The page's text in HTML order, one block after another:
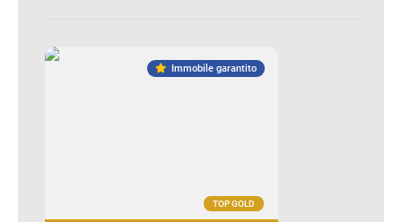
Immobile garantito